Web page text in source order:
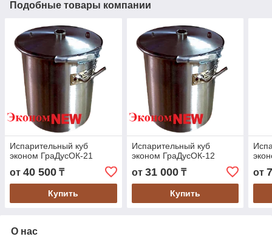
Подобные товары компании
Испарительный куб
эконом ГраДусОК-21
от 40 500 ₸
Купить
Испарительный куб
эконом ГраДусОК-12
от 31 000₸
Купить
от
О нас